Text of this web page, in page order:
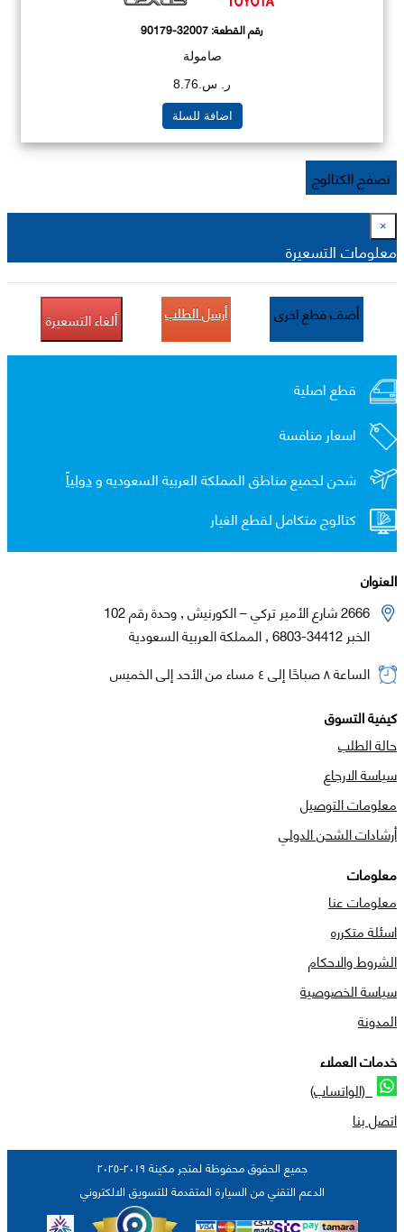
رقم القطعة:90179-32007
صامولة
ر. س.8.76
اضافة للسلة
تصفح الكتالوج
×
معلومات التسعيرة
أضف قطع اخرى أرسل الطلب ألغاء التسعيرة
قطع اصلية
اسعار منافسة
شحن لجميع مناطق المملكة العربية السعوديه ودولياً
كتالوج متكامل لقطع الغيار
العنوان
2666 شارع الأمير تركي – الكورنيش , وحدة رقم 102
الخبر 34412-6803 , المملكة العربية السعودية
الساعة ٨ صباحًا إلى ٤ مساء من الأحد إلى الخميس
كيفية التسوق
حالة الطلب
سياسة الارجاع
معلومات التوصيل
أرشادات الشحن الدولي
معلومات
معلومات عنا
اسئلة متكرره
الشروط والاحكام
سياسة الخصوصية
المدونة
خدمات العملاء
(الواتساب)
اتصل بنا
جميع الحقوق محفوظة لمتجر مكينة ٢٠١٩-٢٠٢٥
الدعم التقني من السيارة المتقدمة للتسويق الالكتروني